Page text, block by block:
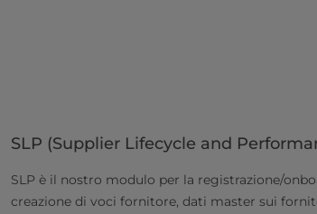
SLP (Supplier Lifecycle and
SLP è il nostro modulo per la registrazione/
creazione di voci fornitore, dati master sui